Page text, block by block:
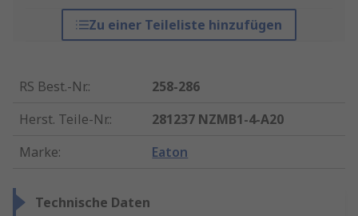
Zu einer Teileliste hinzufügen
RS Best.-Nr.:
258-286
Herst. Teile-Nr.:
281237 NZMB1-4-A20
Marke: Eaton
Technische Daten